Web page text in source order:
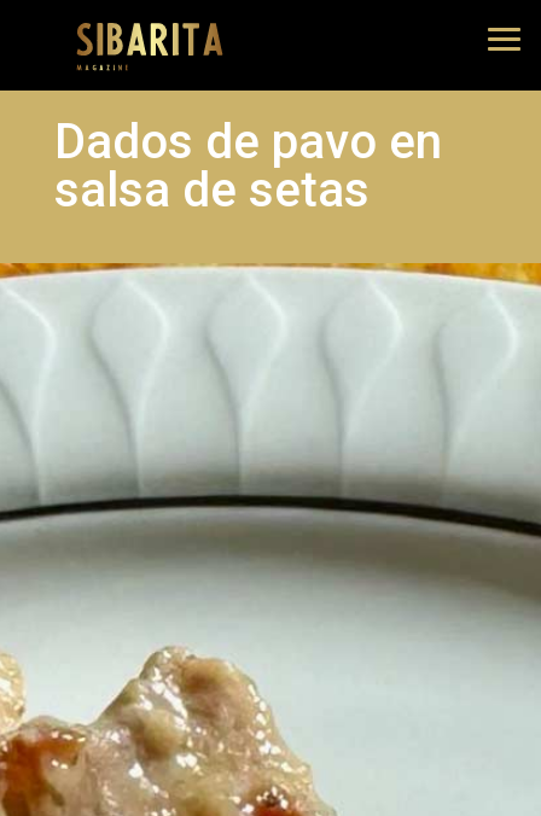
Dados de pavo en
salsa de setas